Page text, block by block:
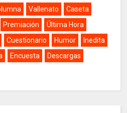
Vallenato
Caseta
Premiación
Última Hora
Cuestionario Humor
Inedita
Encuesta
Descargas